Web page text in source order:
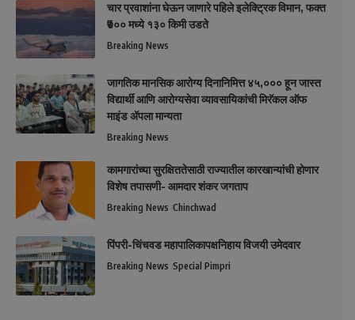
चार प्रवाशांना घेऊन जाणारे पहिले इलेक्ट्रिक विमान, फक्त
₹७०० मध्ये १३० किमी उडते
Breaking News
जागतिक मानसिक आरोग्य दिनानिमित्त ४५,००० हून जास्त
विद्यार्थी आणि आरोग्यसेवा व्यावसायिकांची मिरॅकल ऑफ
माइंड ॲपला मान्यता
Breaking News
कामगारांच्या सुरक्षिततेसाठी राज्यातील कारखान्यांची होणार
विशेष तपासणी- आमदार शंकर जगताप
Breaking News Chinchwad
पिंपरी-चिंचवड महापालिकापक्षनिहाय विजयी उमेदवार
Breaking News Special Pimpri